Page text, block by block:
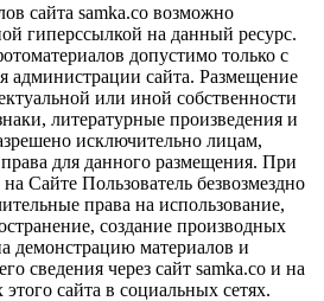
сайта samka.co возможно
гиперссылкой на данный ресурс.
допустимо только с
администрации сайта. Размещение
или иной собственности
литературные произведения и
исключительно лицам,
для данного размещения. При
Сайте Пользователь безвозмездно
права на использование,
создание производных
демонстрацию материалов и
сведения через сайт samka.co и на
сайта в социальных сетях.